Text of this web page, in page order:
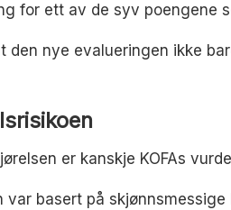
for ett av de syv poengene
den nye evalueringen ikke
er kanskje KOFAs
var basert på